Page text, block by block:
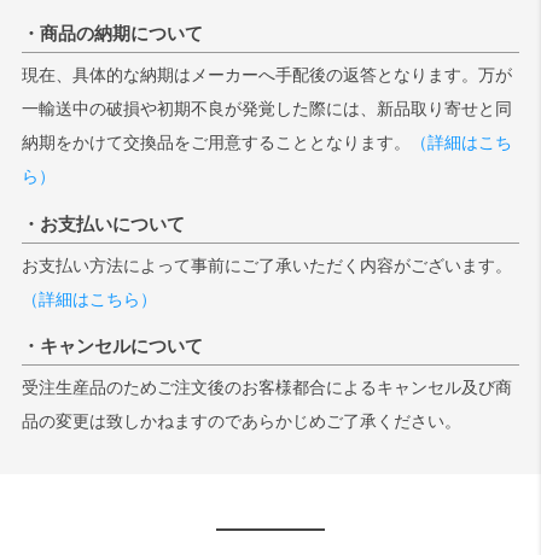
・商品の納期について
現在、具体的な納期はメーカーへ手配後の返答となります。万が
一輸送中の破損や初期不良が発覚した際には、新品取り寄せと同
納期をかけて交換品をご用意することとなります。
（詳細はこち
ら）
・お支払いについて
お支払い方法によって事前にご了承いただく内容がございます。
（詳細はこちら）
・キャンセルについて
受注生産品のためご注文後のお客様都合によるキャンセル及び商
品の変更は致しかねますのであらかじめご了承ください。